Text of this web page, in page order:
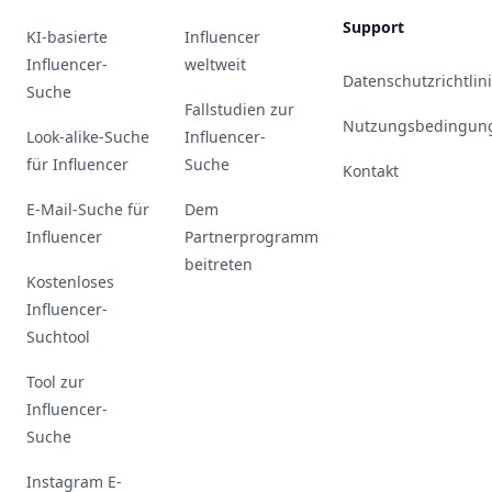
KI-basierte
Influencer-
Suche
Look-alike-Suche
für Influencer
E-Mail-Suche für
Influencer
Kostenloses
Influencer-
Suchtool
Tool zur
Influencer-
Suche
Instagram E-
Influencer
weltweit
Fallstudien zur
Influencer-
Suche
Dem
Partnerprogramm
beitreten
Support
Kontakt